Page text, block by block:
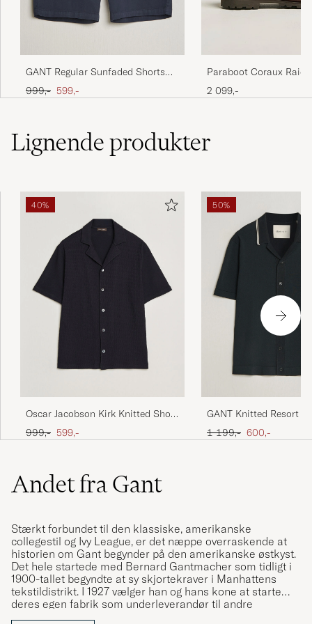
GANT Regular Sunfaded Shorts
Evening Blue
Ordinary pris
999,- Nedsat pris
599,-
Paraboot Coraux Raid
America
2 099,-
Lignendeprodukter
40%
Oscar Jacobson Kirk Knitted Short
Sleeve Shirt Navy
Ordinary pris
999,- Nedsat pris
599,-
50%
GANT Knitted Resort
Black
Ordinary pris
1 199,- Nedsat pris
600,-
Andet fra Gant
Stærkt forbundet til den klassiske, amerikanske
collegestil og Ivy League, er det næppe overraskende at
historien om Gant begynder på den amerikanske østkyst.
Det hele startede med Bernard Gantmacher som tidligt i
1900-tallet begyndte at sy skjortekraver i Manhattens
tekstildistrikt. I 1927 vælger han og hans kone at starte
deres egen fabrik som underleverandør til andre
varemærker. Skjorterne som man fremstillede for andre,